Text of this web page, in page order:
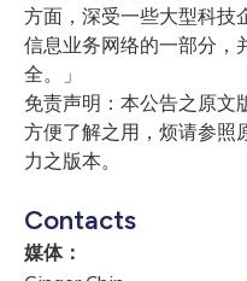
方面，深受一些大型科技
信息业务网络的一部分，
全。」
免责声明：本公告之原文
方便了解之用，烦请参照
力之版本。
Contacts
媒体：